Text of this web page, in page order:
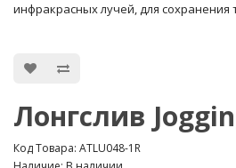
инфракрасных лучей, для сохранения
Лонгслив
Код Товара: ATLU048-1R